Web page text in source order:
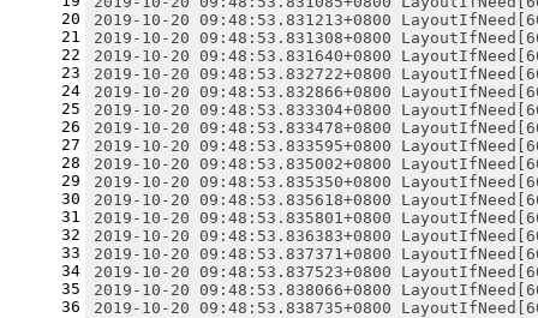
20
21
22
23
24
25
26
27
28
29
30
31
32
33
34
35
36
2019-10-20 09:48:53.831213+0800
2019-10-20 09:48:53.831308+0800
2019-10-20 09:48:53.831640+0800
2019-10-20 09:48:53.832722+0800
2019-10-20 09:48:53.832866+0800
2019-10-20 09:48:53.833304+0800
2019-10-20 09:48:53.833478+0800
2019-10-20 09:48:53.833595+0800
2019-10-20 09:48:53.835002+0800
2019-10-20 09:48:53.835350+0800
2019-10-20 09:48:53.835618+0800
2019-10-20 09:48:53.835801+0800
2019-10-20 09:48:53.836383+0800
2019-10-20 09:48:53.837371+0800
2019-10-20 09:48:53.837523+0800
2019-10-20 09:48:53.838066+0800
2019-10-20 09:48:53.838735+0800